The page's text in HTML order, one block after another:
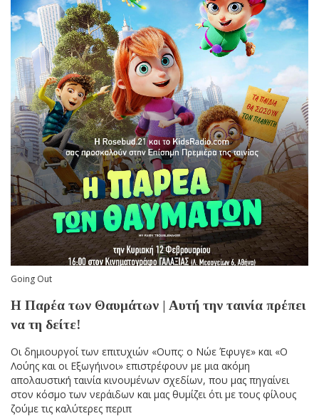
Going Out
Η Παρέα των Θαυμάτων | Αυτή την ταινία πρέπει
να τη δείτε!
Οι δημιουργοί των επιτυχιών «Ουπς: ο Νώε Έφυγε» και «Ο
Λούης και οι Εξωγήινοι» επιστρέφουν με μια ακόμη
απολαυστική ταινία κινουμένων σχεδίων, που μας πηγαίνει
στον κόσμο των νεράιδων και μας θυμίζει ότι με τους φίλους
ζούμε τις καλύτερες περιπ